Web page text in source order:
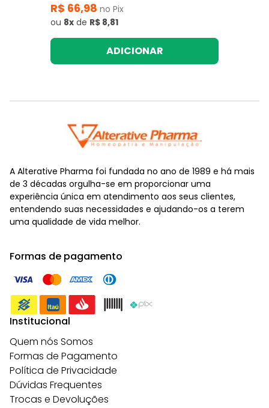
R$ 66,98 no Pix
ou 8x de R$ 8,81
ADICIONAR
A Alterative Pharma foi fundada no ano de 1989 e há mais
de 3 décadas orgulha-se em proporcionar uma
experiência única em atendimento aos seus clientes,
entendendo suas necessidades e ajudando-os a terem
uma qualidade de vida melhor.
Formas de pagamento
Institucional
Quem nós Somos
Formas de Pagamento
Política de Privacidade
Dúvidas Frequentes
Trocas e Devoluções